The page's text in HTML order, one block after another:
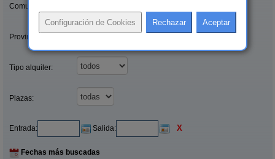
Comunidades:
Provincias/Islas:
Tipo alquiler:
Plazas:
Entrada: Salida: X
Fechas más buscadas